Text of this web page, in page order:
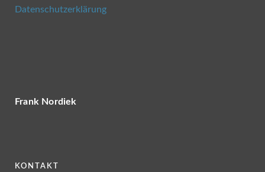
Datenschutzerklärung
Frank Nordiek
KONTAKT